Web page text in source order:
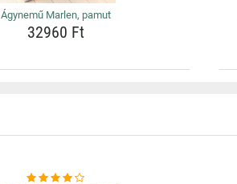
Ágynemű Marlen, pamut
32960 Ft